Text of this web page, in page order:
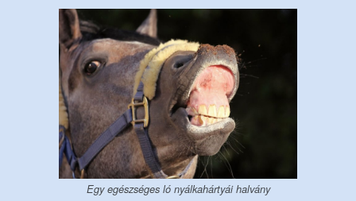
Egy egészséges ló nyálkahártyái halvány